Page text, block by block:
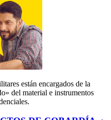
están encargados de la
del material e instrumentos